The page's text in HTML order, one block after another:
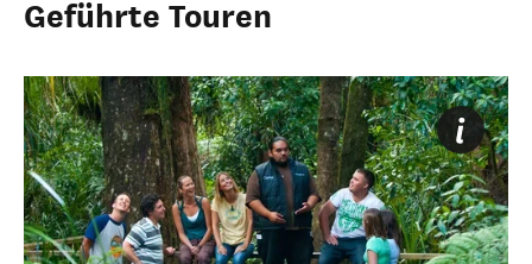
Geführte Touren